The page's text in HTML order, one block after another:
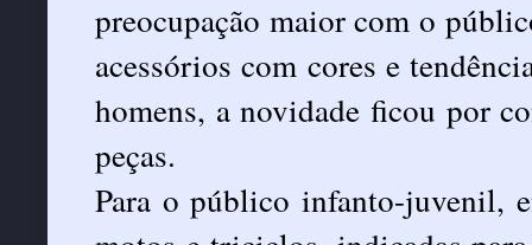
preocupação maior com o
acessórios com cores e
homens, a novidade ficou por
peças.
Para o público infanto-juvenil,